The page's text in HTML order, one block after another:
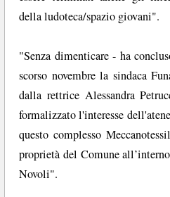
della ludoteca/spazio giovani".
"Senza dimenticare - ha
scorso novembre la sindaca
dalla rettrice Alessandra
formalizzato l'interesse
questo complesso
proprietà del Comune
Novoli".